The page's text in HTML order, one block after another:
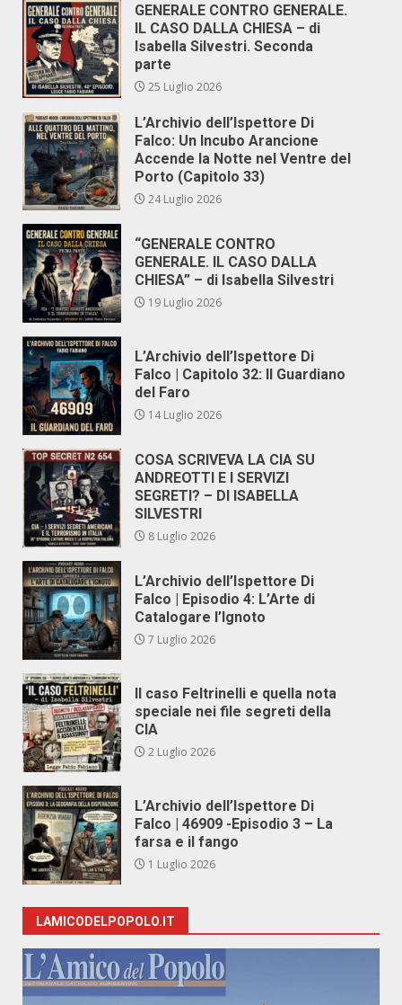
GENERALE CONTRO GENERALE.
IL CASO DALLA CHIESA – di
Isabella Silvestri. Seconda
parte
25 Luglio 2026
L’Archivio dell’Ispettore Di
Falco: Un Incubo Arancione
Accende la Notte nel Ventre del
Porto (Capitolo 33)
24 Luglio 2026
“GENERALE CONTRO
GENERALE. IL CASO DALLA
CHIESA” – di Isabella Silvestri
19 Luglio 2026
L’Archivio dell’Ispettore Di
Falco | Capitolo 32: Il Guardiano
del Faro
14 Luglio 2026
COSA SCRIVEVA LA CIA SU
ANDREOTTI E I SERVIZI
SEGRETI? – DI ISABELLA
SILVESTRI
8 Luglio 2026
L’Archivio dell’Ispettore Di
Falco | Episodio 4: L’Arte di
Catalogare l’Ignoto
7 Luglio 2026
Il caso Feltrinelli e quella nota
speciale nei file segreti della
CIA
2 Luglio 2026
L’Archivio dell’Ispettore Di
Falco | 46909 -Episodio 3 – La
farsa e il fango
1 Luglio 2026
LAMICODELPOPOLO.IT